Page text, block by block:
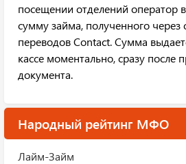
посещении отделений оператор
сумму займа, полученного
переводов Contact. Сумма
кассе моментально, сразу после
документа.
Народный рейтинг МФО
Лайм-Займ